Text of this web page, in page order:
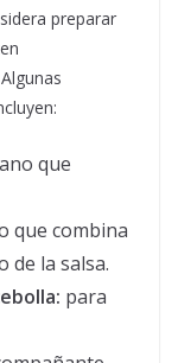
preparar
que
que combina
de la salsa.
para